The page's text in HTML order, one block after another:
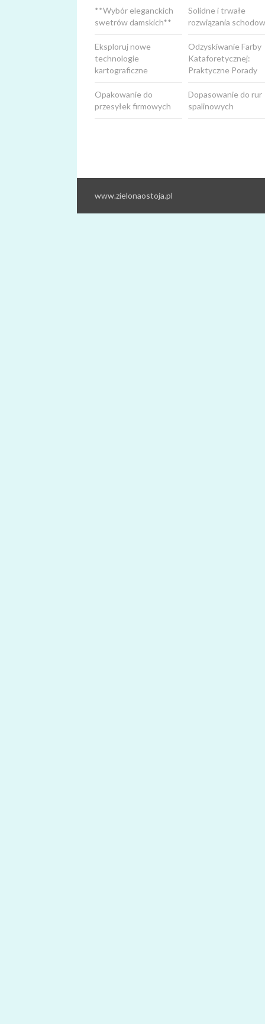
Solidne i trwałe
rozwiązania
**Wybór eleganckich
swetrów damskich**
Odzyskiwanie Farby
Kataforetycznej:
Praktyczne Porady
Eksploruj nowe
technologie
kartograficzne
Dopasowanie do rur
spalinowych
Opakowanie do
przesyłek firmowych
www.zielonaostoja.pl